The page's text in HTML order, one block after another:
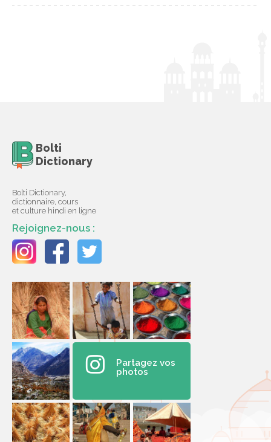
Bolti
Dictionary
Bolti Dictionary,
dictionnaire, cours
et culture hindi en ligne
Rejoignez-nous :
Partagez vos
photos